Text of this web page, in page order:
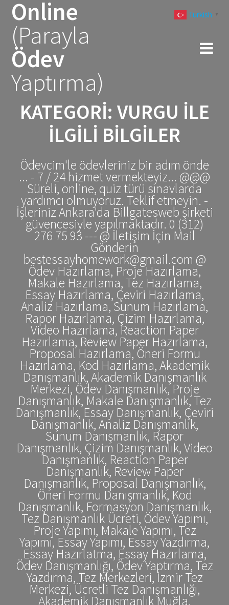
Online
(Parayla
Ödev
Yaptırma)
KATEGORI: VURGU ILE
ILGILI BILGILER
Ödevcim'le ödevleriniz bir adım önde
... - 7 / 24 hizmet vermekteyiz... @@@
Süreli, online, quiz türü sınavlarda
yardımcı olmuyoruz. Teklif etmeyin. -
İşleriniz Ankara'da Billgatesweb şirketi
güvencesiyle yapılmaktadır. 0 (312)
276 75 93 --- @ İletişim İçin Mail
Gönderin
bestessayhomework@gmail.com @
Ödev Hazırlama, Proje Hazırlama,
Makale Hazırlama, Tez Hazırlama,
Essay Hazırlama, Çeviri Hazırlama,
Analiz Hazırlama, Sunum Hazırlama,
Rapor Hazırlama, Çizim Hazırlama,
Video Hazırlama, Reaction Paper
Hazırlama, Review Paper Hazırlama,
Proposal Hazırlama, Öneri Formu
Hazırlama, Kod Hazırlama, Akademik
Danışmanlık, Akademik Danışmanlık
Merkezi, Ödev Danışmanlık, Proje
Danışmanlık, Makale Danışmanlık, Tez
Danışmanlık, Essay Danışmanlık, Çeviri
Danışmanlık, Analiz Danışmanlık,
Sunum Danışmanlık, Rapor
Danışmanlık, Çizim Danışmanlık, Video
Danışmanlık, Reaction Paper
Danışmanlık, Review Paper
Danışmanlık, Proposal Danışmanlık,
Öneri Formu Danışmanlık, Kod
Danışmanlık, Formasyon Danışmanlık,
Tez Danışmanlık Ücreti, Ödev Yapımı,
Proje Yapımı, Makale Yapımı, Tez
Yapımı, Essay Yapımı, Essay Yazdırma,
Essay Hazırlatma, Essay Hazırlama,
Ödev Danışmanlığı, Ödev Yaptırma, Tez
Yazdırma, Tez Merkezleri, İzmir Tez
Merkezi, Ücretli Tez Danışmanlığı,
Akademik Danışmanlık Muğla,
Turkish ▼